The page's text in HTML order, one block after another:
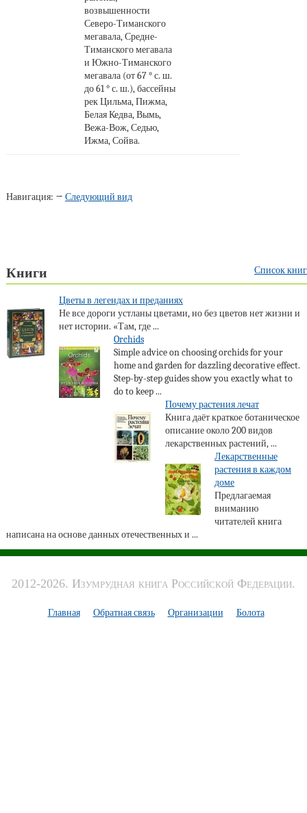
возвышенности
Северо-Тиманского
мегавала, Средне-
Тиманского мегавала
и Южно-Тиманского
мегавала (от 67 ° с. ш.
до 61 ° с. ш.), бассейны
рек Цильма, Пижма,
Белая Кедва, Вымь,
Вежа-Вож, Седью,
Ижма, Сойва.
Навигация: → Следующий вид
Книги Список книг
Цветы в легендах и преданиях
Не все дороги устланы цветами, но без цветов нет жизни и
нет истории. «Там, где ...
Orchids
Simple advice on choosing orchids for your
home and garden for dazzling decorative effect.
Step-by-step guides show you exactly what to
do to keep ...
Почему растения лечат
Книга даёт краткое ботаническое
описание около 200 видов
лекарственных растений, ...
Лекарственные
растения в каждом
доме
Предлагаемая
вниманию
читателей книга
написана на основе данных отечественных и ...
2012-2026. Изумрудная книга Российской Федерации.
Главная Обратная связь Организации Болота